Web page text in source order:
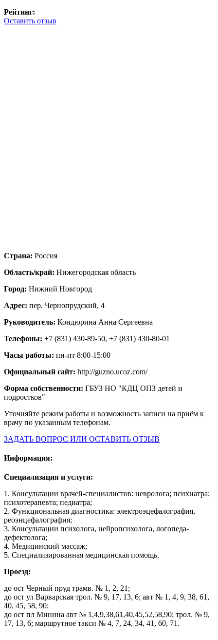
Рейтинг:
Оставить отзыв
Страна: Россия
Область/край: Нижегородская область
Город: Нижний Новгород
Адрес: пер. Чернопрудский, 4
Руководитель: Кондюрина Анна Сергеевна
Телефоны: +7 (831) 430-89-50, +7 (831) 430-80-01
Часы работы: пн-пт 8:00-15:00
Официальный сайт: http://guzno.ucoz.com/
Форма собственности: ГБУЗ НО "КДЦ ОПЗ детей и
подростков"
Уточняйте режим работы и возможность записи на приём к
врачу по указанным телефонам.
ЗАДАТЬ ВОПРОС ИЛИ ОСТАВИТЬ ОТЗЫВ
Информация:
Специализация и услуги:
1. Консультации врачей-специалистов: невролога; психиатра;
психотерапевта; педиатра;
2. Функциональная диагностика: электроэцефалография,
реоэнцефалография;
3. Консультации психолога, нейропсихолога, логопеда-
дефектолога;
4. Медицинский массаж;
5. Специализированная медицинская помощь.
Проезд:
до ост Черный пруд трамв. № 1, 2, 21;
до ост ул Варварская трол. № 9, 17, 13, 6; авт № 1, 4, 9, 38, 61,
40, 45, 58, 90;
до ост пл Минина авт № 1,4,9,38,61,40,45,52,58,90; трол. № 9,
17, 13, 6; маршрутное такси № 4, 7, 24, 34, 41, 60, 71.